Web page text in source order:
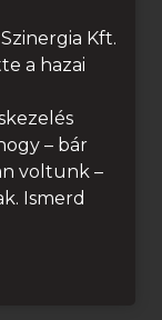
Kft.
a hazai
– bár
voltunk –
Ismerd